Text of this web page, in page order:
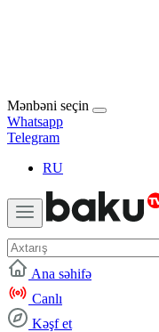
Mənbəni seçin
Whatsapp
Telegram
RU
Ana səhifə
Canlı
Kəşf et